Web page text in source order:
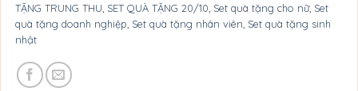
TẶNG TRUNG THU SET QUÀ TẶNG 20/10 Set quà tặng cho nữ, Set
quà tặng doanh nghiệp Set quà tặng nhân viên Set quà tặng sinh
nhật